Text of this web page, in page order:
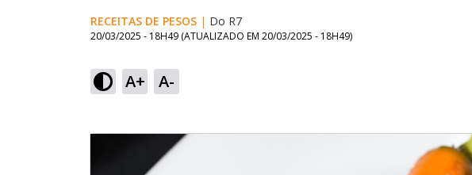
RECEITAS DE PESOS | Do R7
20/03/2025 - 18H49 (ATUALIZADO EM 20/03/2025 - 18H49)
A+ A-